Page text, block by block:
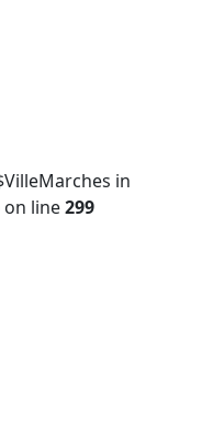
in
on line299